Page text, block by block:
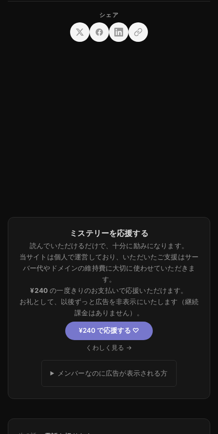
ミステリーを応援する
読んでいただけるだけで、十分に励みになります。
当サイトは個人で運営しており、いただいたご支援はサー
バー代やドメインの維持費に大切に使わせていただきま
す。
¥240 の一度きりのお支払いで応援いただけます。
お礼として、以後ずっと広告を非表示にいたします（継続
課金はありません）。
¥240 で応援する ♡
くわしく見る →
メンバーなのに広告が表示される方